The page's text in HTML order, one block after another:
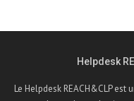
Helpdesk
Le Helpdesk REACH&CLP